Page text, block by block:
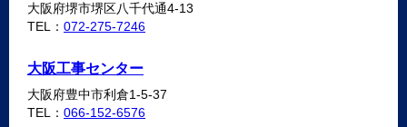
大阪府堺市堺区八千代通4-13
TEL： 072-275-7246
大阪工事センター
大阪府豊中市利倉1-5-37
TEL： 066-152-6576